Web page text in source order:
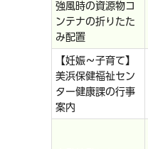
強風時の資源物コ
ンテナの折りたた
み配置
【妊娠～子育て】
美浜保健福祉セン
ター健康課の行事
案内